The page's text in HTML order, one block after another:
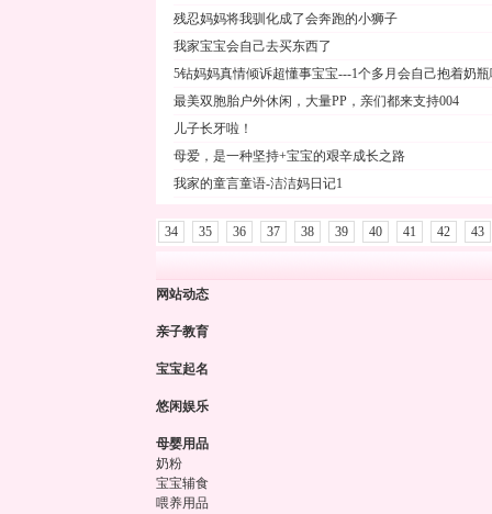
残忍妈妈将我驯化成了会奔跑的小狮子
我家宝宝会自己去买东西了
5钻妈妈真情倾诉超懂事宝宝---1个多月会自己抱着奶
最美双胞胎户外休闲，大量PP，亲们都来支持004
儿子长牙啦！
母爱，是一种坚持+宝宝的艰辛成长之路
我家的童言童语-洁洁妈日记1
34 35 36 37 38 39 40 41 42 43
网站动态
亲子教育
宝宝起名
悠闲娱乐
母婴用品
奶粉
宝宝辅食
喂养用品